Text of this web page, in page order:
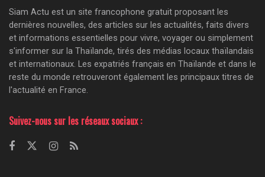
Siam Actu est un site francophone gratuit proposant les
dernières nouvelles, des articles sur les actualités, faits divers
et informations essentielles pour vivre, voyager ou simplement
s'informer sur la Thaïlande, tirés des médias locaux thaïlandais
et internationaux. Les expatriés français en Thaïlande et dans le
reste du monde retrouveront également les principaux titres de
l'actualité en France.
Suivez-nous sur les réseaux sociaux :